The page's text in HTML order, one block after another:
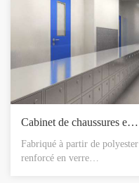
intelligente, une conception
d'assemblage modulaire, une
unité de récupération de
chaleur, un fonctionnement à
haute température dans un
environnement à haute/basse
température.
Cabinet de chaussures en acier inoxydable
Fabriqué à partir de polyester
renforcé en verre